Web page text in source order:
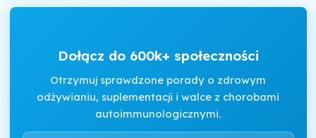
Dołącz do 600k+ społeczności
Otrzymuj sprawdzone porady o zdrowym
odżywianiu, suplementacji i walce z chorobami
autoimmunologicznymi.